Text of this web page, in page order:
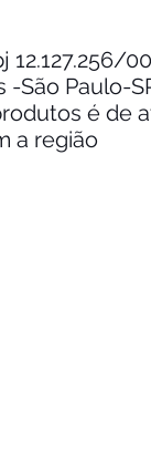
-São Paulo-
é de
a região